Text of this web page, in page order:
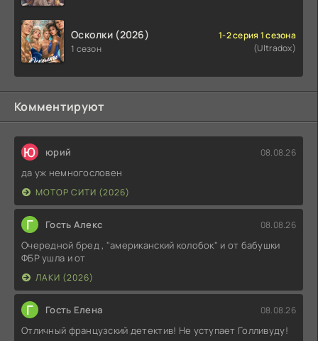
Осколки (2026)
1 сезон
1-2 серия 1 сезона
(Ultradox)
Комментируют
Ю юрий 08.08.26
да уж немногословен
МОТОР СИТИ (2026)
Г Гость Алекс 08.08.26
Очередной бред , "американский колобок" и от бабушки
ФБР ушла и от
ЛАКИ (2026)
Г Гость Елена 08.08.26
Отличный французский детектив! Не уступает Голливуду!